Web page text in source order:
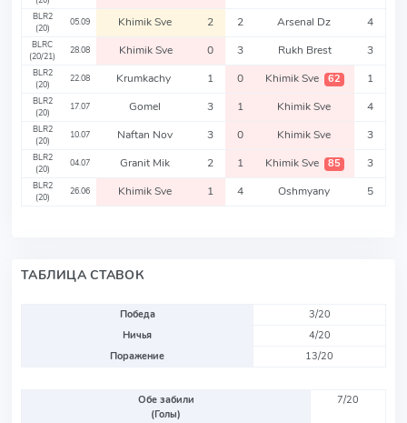
BLR2
(20)
05.09 Khimik Sve 2 2 Arsenal Dz 4
BLRC
(20/21)
28.08 Khimik Sve 0 3 Rukh Brest 3
BLR2
(20)
22.08 Krumkachy 1 0 Khimik Sve 62 1
BLR2
(20)
17.07 Gomel 3 1 Khimik Sve 4
BLR2
(20)
10.07 Naftan Nov 3 0 Khimik Sve 3
BLR2
(20)
04.07 Granit Mik 2 1 Khimik Sve 85 3
BLR2
(20)
26.06 Khimik Sve 1 4 Oshmyany 5
ТАБЛИЦА СТАВОК
Победа
3/20
Ничья
4/20
Поражение
13/20
Обе забили
(Голы)
7/20